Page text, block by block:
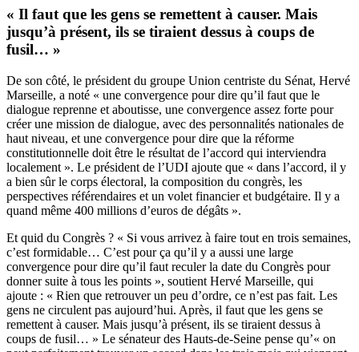
« Il faut que les gens se remettent à causer. Mais
jusqu’à présent, ils se tiraient dessus à coups de
fusil… »
De son côté, le président du groupe Union centriste du Sénat, Hervé
Marseille, a noté « une convergence pour dire qu’il faut que le
dialogue reprenne et aboutisse, une convergence assez forte pour
créer une mission de dialogue, avec des personnalités nationales de
haut niveau, et une convergence pour dire que la réforme
constitutionnelle doit être le résultat de l’accord qui interviendra
localement ». Le président de l’UDI ajoute que « dans l’accord, il y
a bien sûr le corps électoral, la composition du congrès, les
perspectives référendaires et un volet financier et budgétaire. Il y a
quand même 400 millions d’euros de dégâts ».
Et quid du Congrès ? « Si vous arrivez à faire tout en trois semaines,
c’est formidable… C’est pour ça qu’il y a aussi une large
convergence pour dire qu’il faut reculer la date du Congrès pour
donner suite à tous les points », soutient Hervé Marseille, qui
ajoute : « Rien que retrouver un peu d’ordre, ce n’est pas fait. Les
gens ne circulent pas aujourd’hui. Après, il faut que les gens se
remettent à causer. Mais jusqu’à présent, ils se tiraient dessus à
coups de fusil… » Le sénateur des Hauts-de-Seine pense qu’« on